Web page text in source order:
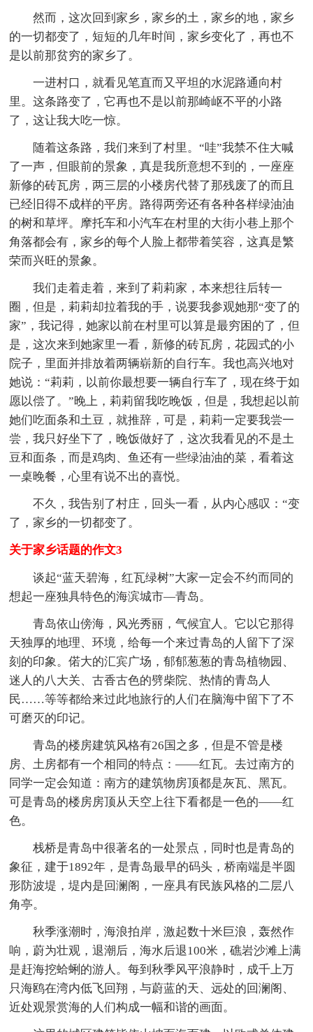
然而，这次回到家乡，家乡的土，家乡的地，家乡
的一切都变了，短短的几年时间，家乡变化了，再也不
是以前那贫穷的家乡了。
一进村口，就看见笔直而又平坦的水泥路通向村
里。这条路变了，它再也不是以前那崎岖不平的小路
了，这让我大吃一惊。
随着这条路，我们来到了村里。“哇”我禁不住大喊
了一声，但眼前的景象，真是我所意想不到的，一座座
新修的砖瓦房，两三层的小楼房代替了那残废了的而且
已经旧得不成样的平房。路得两旁还有各种各样绿油油
的树和草坪。摩托车和小汽车在村里的大街小巷上那个
角落都会有，家乡的每个人脸上都带着笑容，这真是繁
荣而兴旺的景象。
我们走着走着，来到了莉莉家，本来想往后转一
圈，但是，莉莉却拉着我的手，说要我参观她那“变了的
家”，我记得，她家以前在村里可以算是最穷困的了，但
是，这次来到她家里一看，新修的砖瓦房，花园式的小
院子，里面并排放着两辆崭新的自行车。我也高兴地对
她说：“莉莉，以前你最想要一辆自行车了，现在终于如
愿以偿了。”晚上，莉莉留我吃晚饭，但是，我想起以前
她们吃面条和土豆，就推辞，可是，莉莉一定要我尝一
尝，我只好坐下了，晚饭做好了，这次我看见的不是土
豆和面条，而是鸡肉、鱼还有一些绿油油的菜，看着这
一桌晚餐，心里有说不出的喜悦。
不久，我告别了村庄，回头一看，从内心感叹：“变
了，家乡的一切都变了。
关于家乡话题的作文3
谈起“蓝天碧海，红瓦绿树”大家一定会不约而同的
想起一座独具特色的海滨城市—青岛。
青岛依山傍海，风光秀丽，气候宜人。它以它那得
天独厚的地理、环境，给每一个来过青岛的人留下了深
刻的印象。偌大的汇宾广场，郁郁葱葱的青岛植物园、
迷人的八大关、古香古色的劈柴院、热情的青岛人
民……等等都给来过此地旅行的人们在脑海中留下了不
可磨灭的印记。
青岛的楼房建筑风格有26国之多，但是不管是楼
房、土房都有一个相同的特点：——红瓦。去过南方的
同学一定会知道：南方的建筑物房顶都是灰瓦、黑瓦。
可是青岛的楼房房顶从天空上往下看都是一色的——红
色。
栈桥是青岛中很著名的一处景点，同时也是青岛的
象征，建于1892年，是青岛最早的码头，桥南端是半圆
形防波堤，堤内是回澜阁，一座具有民族风格的二层八
角亭。
秋季涨潮时，海浪拍岸，激起数十米巨浪，轰然作
响，蔚为壮观，退潮后，海水后退100米，礁岩沙滩上满
是赶海挖蛤蜊的游人。每到秋季风平浪静时，成千上万
只海鸥在湾内低飞回翔，与蔚蓝的天、远处的回澜阁、
近处观景赏海的人们构成一幅和谐的画面。